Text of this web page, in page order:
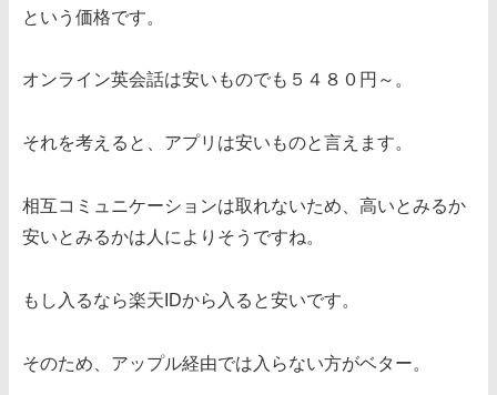
という価格です。
オンライン英会話は安いものでも５４８０円～。
それを考えると、アプリは安いものと言えます。
相互コミュニケーションは取れないため、高いとみるか
安いとみるかは人によりそうですね。
もし入るなら楽天IDから入ると安いです。
そのため、アップル経由では入らない方がベター。